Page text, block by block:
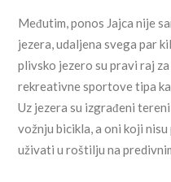
Međutim, ponos Jajca nije
jezera, udaljena svega par
plivsko jezero su pravi raj
rekreativne sportove tipa
Uz jezera su izgrađeni
vožnju bicikla, a oni koji
uživati u roštilju na